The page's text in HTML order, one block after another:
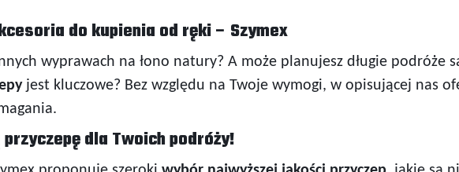
do kupienia od ręki – Szymex
wyprawach na łono natury? A może planujesz długie
jest kluczowe? Bez względu na Twoje wymogi, w opisującej nas
dla Twoich podróży!